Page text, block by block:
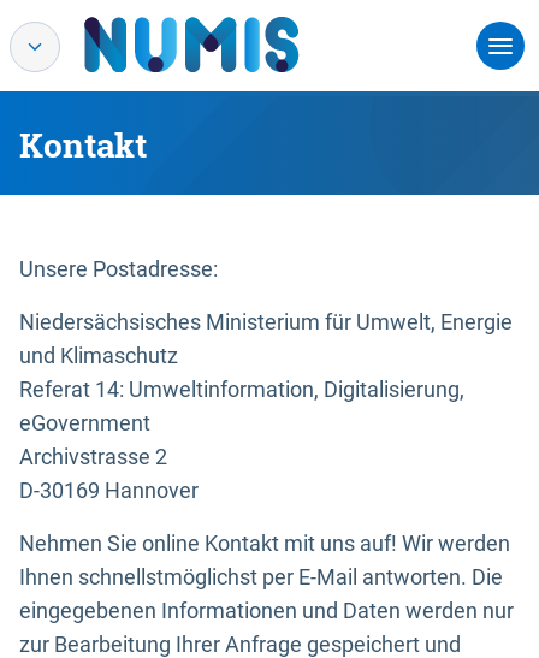
Kontakt
Unsere Postadresse:
Niedersächsisches Ministerium für Umwelt, Energie
und Klimaschutz
Referat 14: Umweltinformation, Digitalisierung,
eGovernment
Archivstrasse 2
D-30169 Hannover
Nehmen Sie online Kontakt mit uns auf! Wir werden
Ihnen schnellstmöglichst per E-Mail antworten. Die
eingegebenen Informationen und Daten werden nur
zur Bearbeitung Ihrer Anfrage gespeichert und